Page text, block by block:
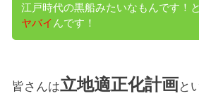
江戸時代の黒船みたいなもんです！
ヤバイ んです！
皆さんは立地適正化計画と